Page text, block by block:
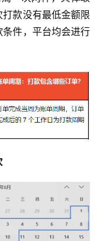
款没有最低金额限
件，平台均会进行